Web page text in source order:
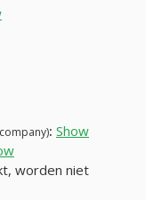
: Show
worden niet